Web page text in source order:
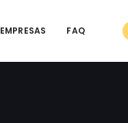
EMPRESAS FAQ